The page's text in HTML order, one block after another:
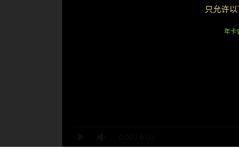
只允许
年卡